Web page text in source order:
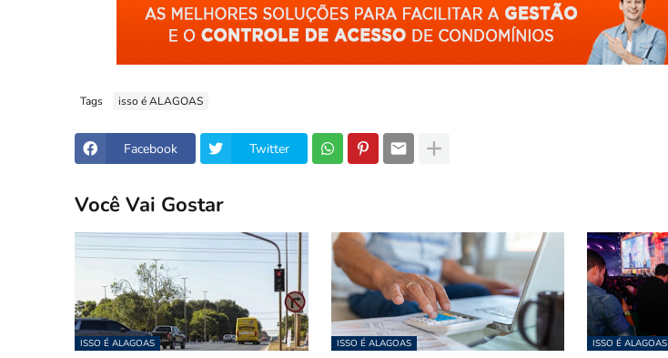
Tags isso é ALAGOAS
Facebook Twitter
Você Vai Gostar
ISSO É ALAGOAS ISSO É ALAGOAS ISSO É ALAGOAS